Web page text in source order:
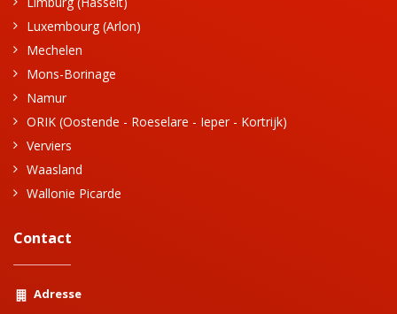
Luxembourg (Arlon)
Mechelen
Mons-Borinage
Namur
ORIK (Oostende - Roeselare - Ieper - Kortrijk)
Verviers
Waasland
Wallonie Picarde
Contact
Adresse